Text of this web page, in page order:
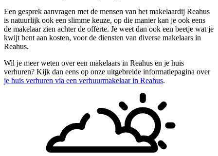
Een gesprek aanvragen met de mensen van het makelaardij Reahus
is natuurlijk ook een slimme keuze, op die manier kan je ook eens
de makelaar zien achter de offerte. Je weet dan ook een beetje wat je
kwijt bent aan kosten, voor de diensten van diverse makelaars in
Reahus.
Wil je meer weten over een makelaars in Reahus en je huis
verhuren? Kijk dan eens op onze uitgebreide informatiepagina over
je huis verhuren via een verhuurmakelaar in Reahus.